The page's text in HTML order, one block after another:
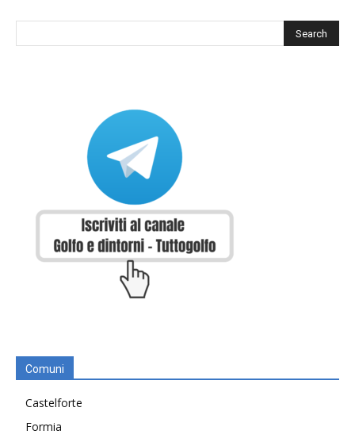
Comuni
Castelforte
Formia